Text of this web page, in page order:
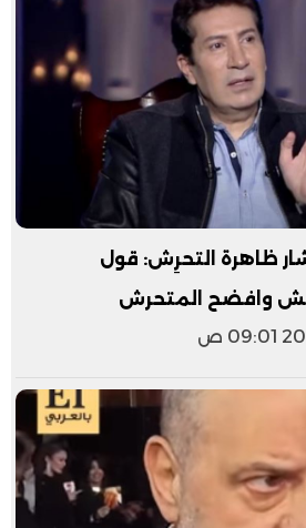
ظاهرة التحرِش: قول
وافضح المتحرش